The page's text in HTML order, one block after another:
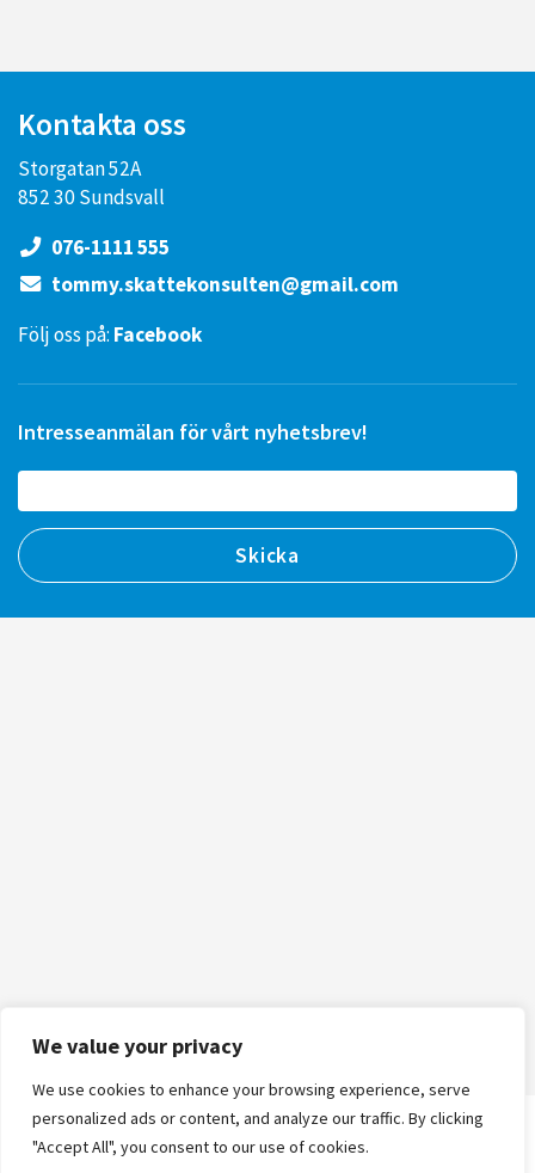
We value your privacy
We use cookies to enhance your browsing experience, serve
personalized ads or content, and analyze our traffic. By clicking
"Accept All", you consent to our use of cookies.
Kontakta oss
Storgatan 52A
852 30 Sundsvall
076-1111 555
tommy.skattekonsulten@gmail.com
Följ oss på: Facebook
Intresseanmälan för vårt nyhetsbrev!